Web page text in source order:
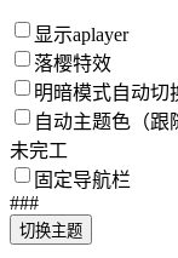
显示aplayer
落樱特效
明暗模式自动切
自动主题色（跟
未完工
固定导航栏
###
切换主题